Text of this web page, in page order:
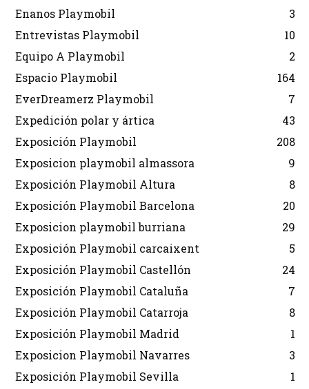
Enanos Playmobil
3
Entrevistas Playmobil
10
Equipo A Playmobil
2
Espacio Playmobil
164
EverDreamerz Playmobil
7
Expedición polar y ártica
43
Exposición Playmobil
208
Exposicion playmobil almassora
9
Exposición Playmobil Altura
8
Exposición Playmobil Barcelona
20
Exposicion playmobil burriana
29
Exposición Playmobil carcaixent
5
Exposición Playmobil Castellón
24
Exposición Playmobil Cataluña
7
Exposición Playmobil Catarroja
8
Exposición Playmobil Madrid
1
Exposicion Playmobil Navarres
3
Exposición Playmobil Sevilla
1